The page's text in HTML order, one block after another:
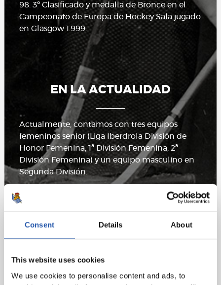
Consent Details About
This website uses cookies
We use cookies to personalise content and ads, to
98. 3º Clasificado y medalla de Bronce en el
Campeonato de Europa de Hockey Sala jugado
en Glasgow 1.999.
EN LA ACTUALIDAD
Actualmente, contamos con tres equipos
femeninos senior (Liga Iberdrola División de
Honor Femenina, 1ª División Femenina, 2ª
División Femenina) y un equipo masculino en
Segunda División.
La Sección cuenta con una amplia cantera, con
equipos en las distintas categorías y con clubes
Ekintza KE. La mayoría de los equipos son
entrenados por jugadoras y técnicos de la Real